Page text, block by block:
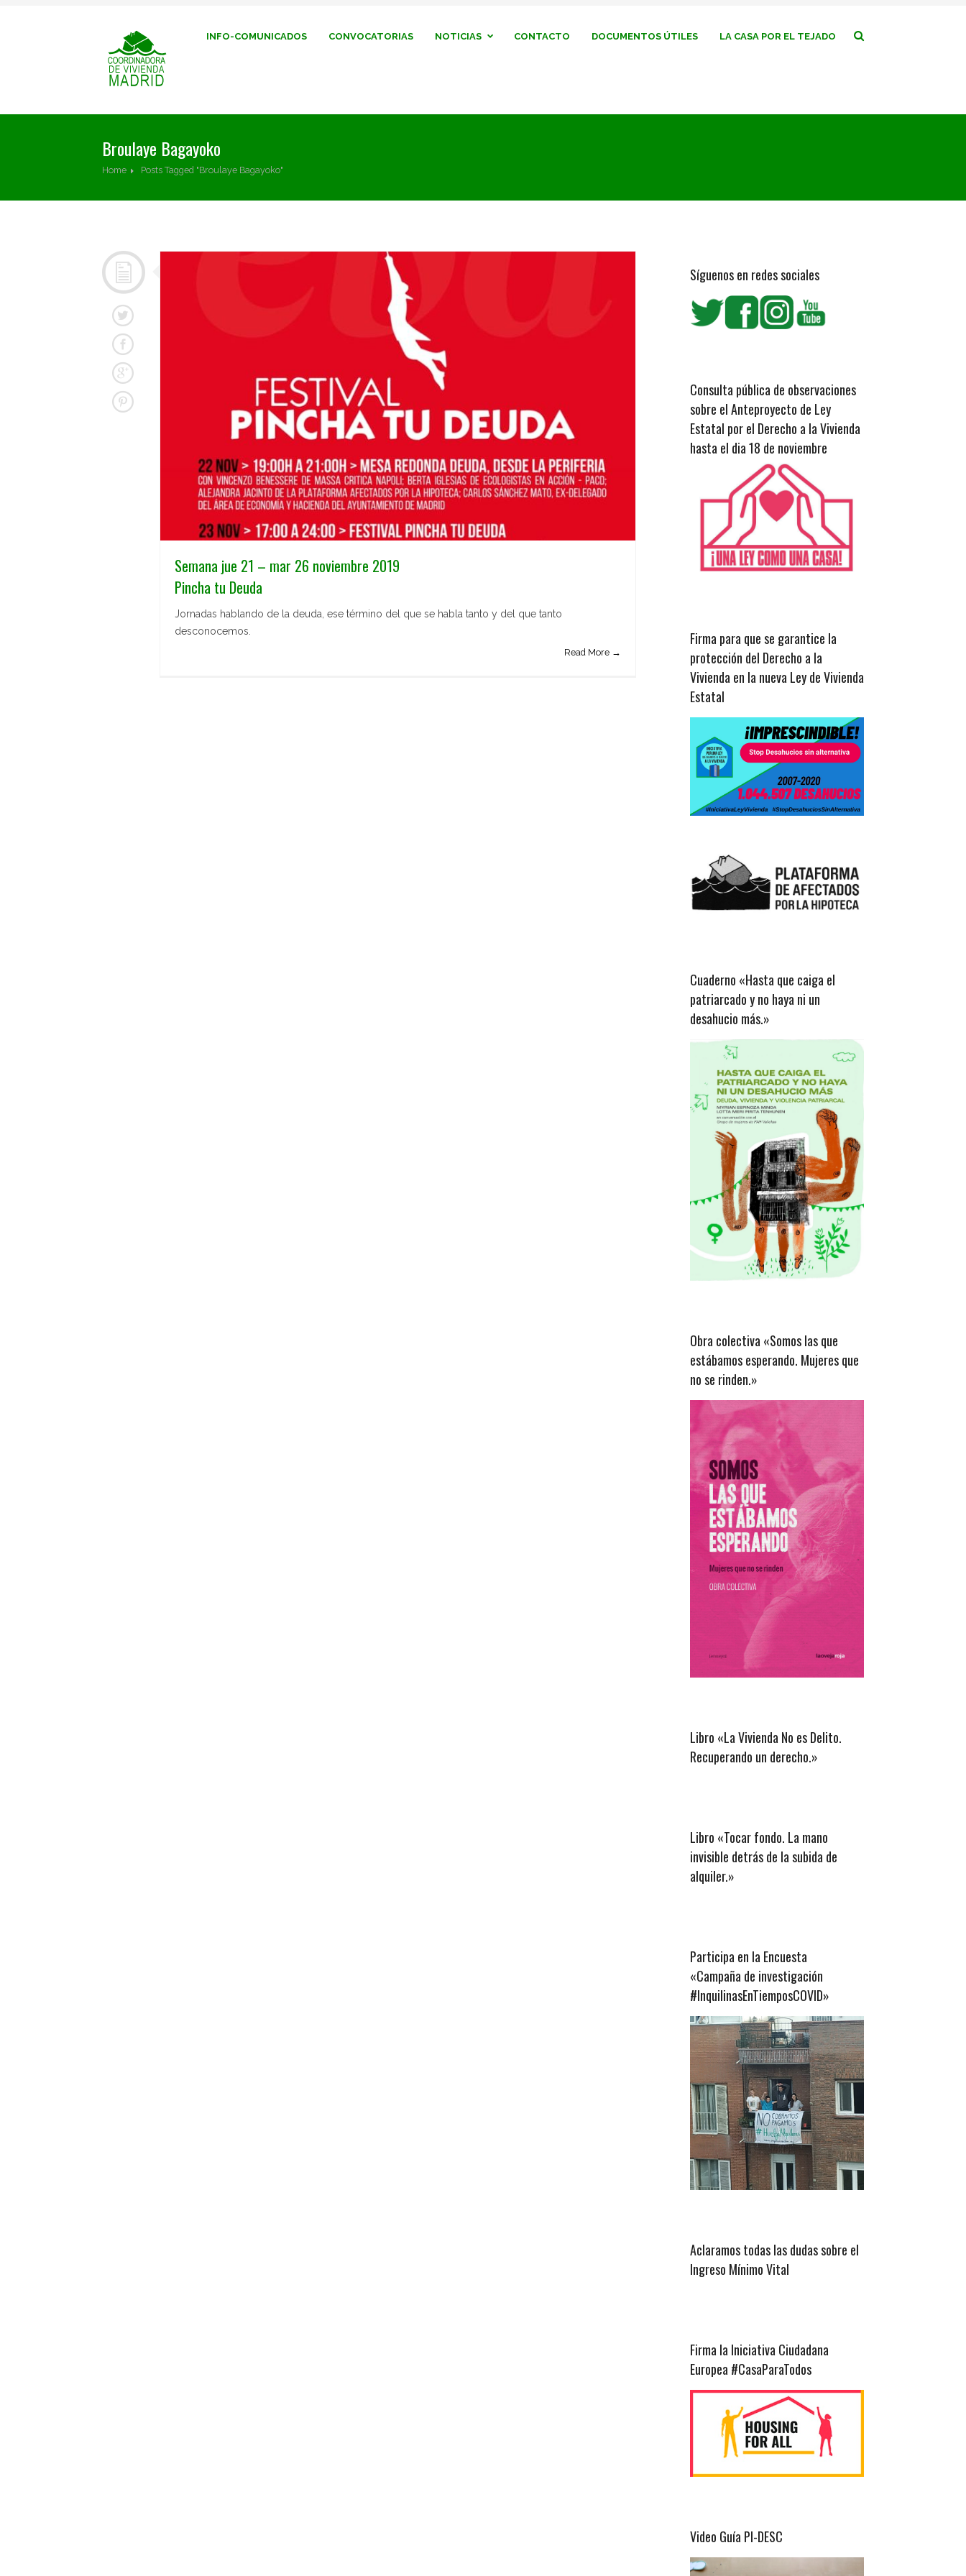
INFO-COMUNICADOS CONVOCATORIAS NOTICIAS CONTACTO DOCUMENTOS ÚTILES LA CASA POR EL TEJADO
Broulaye Bagayoko
Home Posts Tagged "Broulaye Bagayoko"
Semana jue 21 – mar 26 noviembre 2019
Pincha tu Deuda
Jornadas hablando de la deuda, ese término del que se habla tanto y del que tanto
desconocemos.
Read More →
Síguenos en redes sociales
Consulta pública de observaciones
sobre el Anteproyecto de Ley
Estatal por el Derecho a la Vivienda
hasta el dia 18 de noviembre
Firma para que se garantice la
protección del Derecho a la
Vivienda en la nueva Ley de Vivienda
Estatal
Cuaderno «Hasta que caiga el
patriarcado y no haya ni un
desahucio más.»
Obra colectiva «Somos las que
estábamos esperando. Mujeres que
no se rinden.»
Libro «La Vivienda No es Delito.
Recuperando un derecho.»
Libro «Tocar fondo. La mano
invisible detrás de la subida de
alquiler.»
Participa en la Encuesta
«Campaña de investigación
#InquilinasEnTiemposCOVID»
Aclaramos todas las dudas sobre el
Ingreso Mínimo Vital
Firma la Iniciativa Ciudadana
Europea #CasaParaTodos
Video Guía PI-DESC